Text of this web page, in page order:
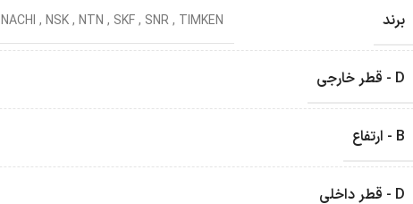
برند NACHI , NSK , NTN , SKF , SNR , TIMKEN
D - قطر خارجی
B - ارتفاع
D - قطر داخلی